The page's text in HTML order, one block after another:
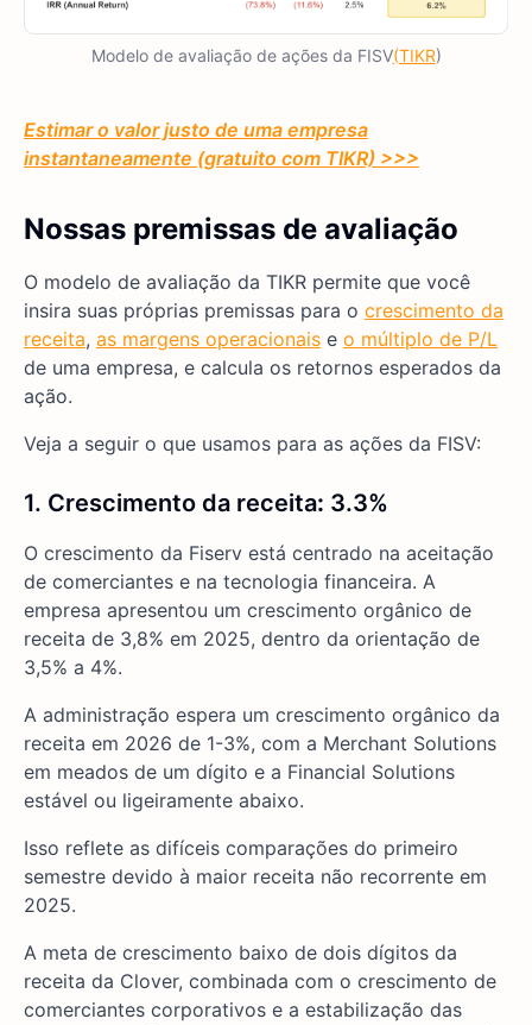
Modelo de avaliação de ações da FISV(TIKR)
Estimar o valor justo de uma empresa
instantaneamente (gratuito com TIKR) >>>
Nossas premissas de avaliação
O modelo de avaliação da TIKR permite que você
insira suas próprias premissas para o crescimento da
receita, as margens operacionais e o múltiplo de P/L
de uma empresa, e calcula os retornos esperados da
ação.
Veja a seguir o que usamos para as ações da FISV:
1. Crescimento da receita: 3.3%
O crescimento da Fiserv está centrado na aceitação
de comerciantes e na tecnologia financeira. A
empresa apresentou um crescimento orgânico de
receita de 3,8% em 2025, dentro da orientação de
3,5% a 4%.
A administração espera um crescimento orgânico da
receita em 2026 de 1-3%, com a Merchant Solutions
em meados de um dígito e a Financial Solutions
estável ou ligeiramente abaixo.
Isso reflete as difíceis comparações do primeiro
semestre devido à maior receita não recorrente em
2025.
A meta de crescimento baixo de dois dígitos da
receita da Clover, combinada com o crescimento de
comerciantes corporativos e a estabilização das